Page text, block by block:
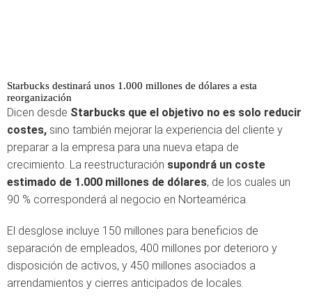
Starbucks destinará unos 1.000 millones de dólares a esta
reorganización
Dicen desde Starbucks que el objetivo no es solo reducir
costes, sino también mejorar la experiencia del cliente y
preparar a la empresa para una nueva etapa de
crecimiento. La reestructuración supondrá un coste
estimado de 1.000 millones de dólares, de los cuales un
90 % corresponderá al negocio en Norteamérica.
El desglose incluye 150 millones para beneficios de
separación de empleados, 400 millones por deterioro y
disposición de activos, y 450 millones asociados a
arrendamientos y cierres anticipados de locales.